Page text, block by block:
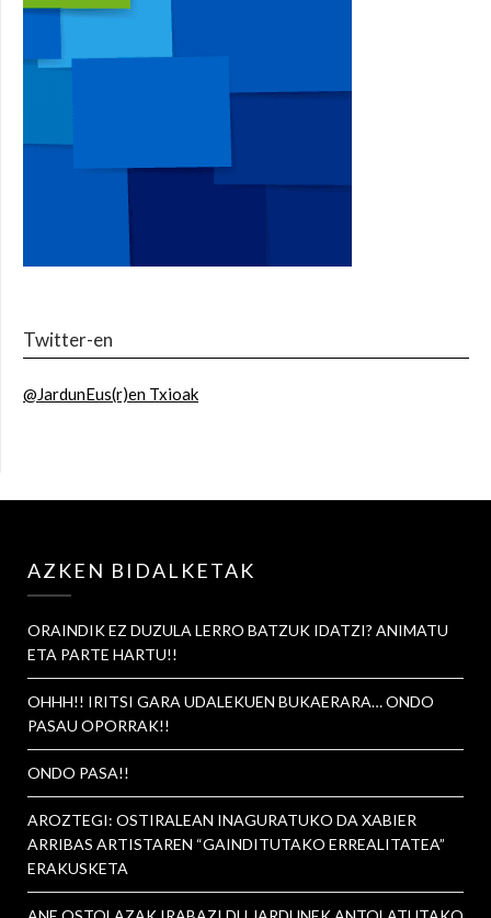
Twitter-en
@JardunEus(r)en Txioak
AZKEN BIDALKETAK
ORAINDIK EZ DUZULA LERRO BATZUK IDATZI? ANIMATU
ETA PARTE HARTU!!
OHHH!! IRITSI GARA UDALEKUEN BUKAERARA… ONDO
PASAU OPORRAK!!
ONDO PASA!!
AROZTEGI: OSTIRALEAN INAGURATUKO DA XABIER
ARRIBAS ARTISTAREN “GAINDITUTAKO ERREALITATEA”
ERAKUSKETA